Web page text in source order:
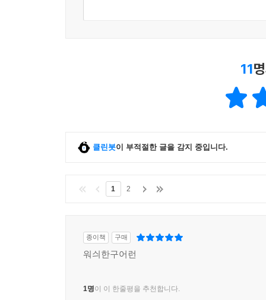
11
클린봇이 부적절한 글을 감지 중입니다.
1 2
종이책 구매
워싀한구어런
1명이 이 한줄평을 추천합니다.